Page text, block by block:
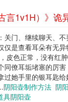
言1v1H）》诡
关门、继续聊天、
仅是查看耳朵有无
皮色正常，没有红
同僚耳垢堵塞的厉
过她手里的银耳匙
阴阳壶制作方法 阴
具阴阳壶